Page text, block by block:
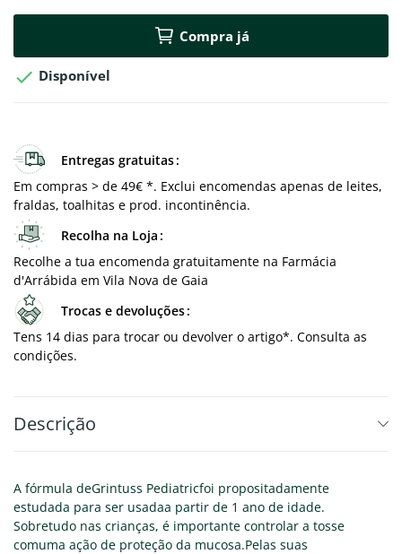
Compra já
 Disponível
Entregas gratuitas
Em compras > de 49€ *. Exclui encomendas apenas de leites,
fraldas, toalhitas e prod. incontinência.
Recolha na Loja
Recolhe a tua encomenda gratuitamente na Farmácia
d'Arrábida em Vila Nova de Gaia
Trocas e devoluções
Tens 14 dias para trocar ou devolver o artigo*. Consulta as
condições.
Descrição
A fórmula deGrintuss Pediatricfoi propositadamente
estudada para ser usadaa partir de 1 ano de idade.
Sobretudo nas crianças, é importante controlar a tosse
comuma ação de proteção da mucosa.Pelas suas